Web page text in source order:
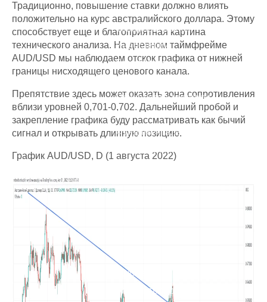
Валютный рынок Форекс
Товарный рынок
Инвестиции
Smart Money
Психология торговли
Торговые стратегии
Фундаментальный анализ
Журнал
Азбука трейдера
Традиционно, повышение ставки должно влиять
положительно на курс австралийского доллара. Этому
способствует еще и благоприятная картина
технического анализа. На дневном таймфрейме
AUD/USD мы наблюдаем отскок графика от нижней
границы нисходящего ценового канала.
Препятствие здесь может оказать зона сопротивления
вблизи уровней 0,701-0,702. Дальнейший пробой и
закрепление графика буду рассматривать как бычий
сигнал и открывать длинную позицию.
График AUD/USD, D (1 августа 2022)